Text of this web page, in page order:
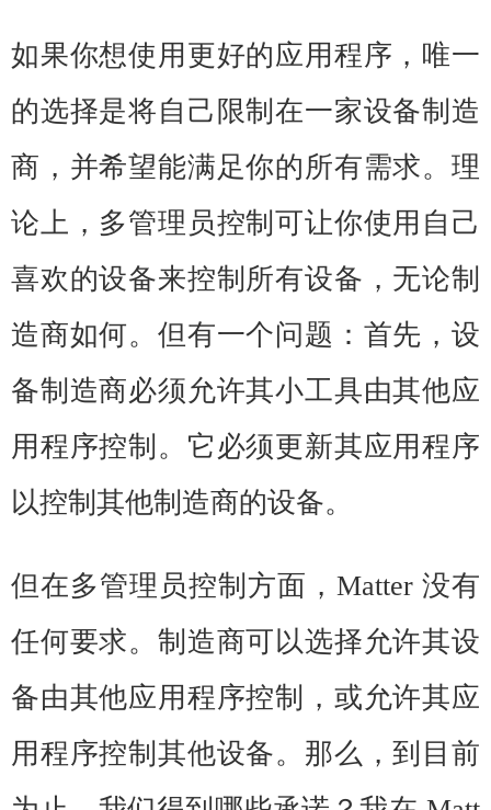
如果你想使用更好的应用程序，唯一
的选择是将自己限制在一家设备制造
商，并希望能满足你的所有需求。理
论上，多管理员控制可让你使用自己
喜欢的设备来控制所有设备，无论制
造商如何。但有一个问题：首先，设
备制造商必须允许其小工具由其他应
用程序控制。它必须更新其应用程序
以控制其他制造商的设备。
但在多管理员控制方面，Matter 没有
任何要求。制造商可以选择允许其设
备由其他应用程序控制，或允许其应
用程序控制其他设备。那么，到目前